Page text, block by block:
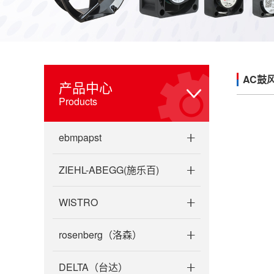
产品中心
Products
ebmpapst
ZIEHL-ABEGG(施乐百)
WISTRO
rosenberg（洛森）
DELTA（台达）
AC鼓